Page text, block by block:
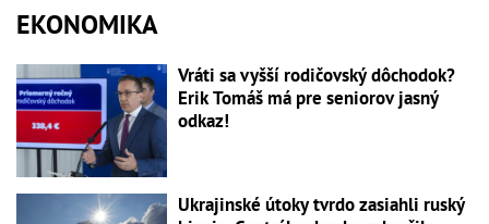
EKONOMIKA
Vráti sa vyšší rodičovský dôchodok?
Erik Tomáš má pre seniorov jasný
odkaz!
Ukrajinské útoky tvrdo zasiahli ruský